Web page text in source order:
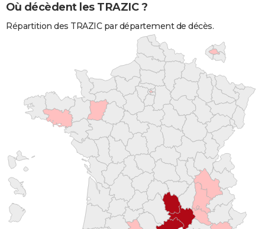
Où décèdent les TRAZIC ?
Répartition des TRAZIC par département de décès.